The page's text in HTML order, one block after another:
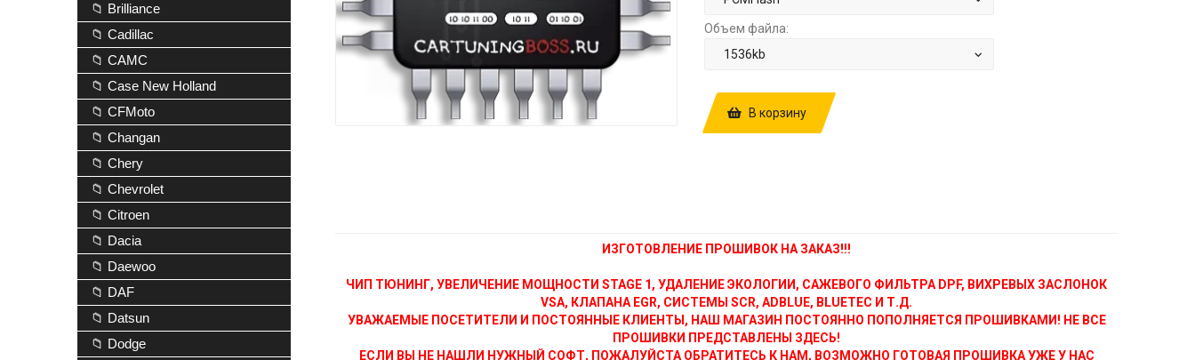
Объем файла:
В корзину
ИЗГОТОВЛЕНИЕ ПРОШИВОК НА ЗАКАЗ!!!
ЧИП ТЮНИНГ, УВЕЛИЧЕНИЕ МОЩНОСТИ STAGE 1, УДАЛЕНИЕ ЭКОЛОГИИ, САЖЕВОГО ФИЛЬТРА DPF, ВИХРЕВЫХ ЗАСЛОНОК
VSA, КЛАПАНА EGR, СИСТЕМЫ SCR, ADBLUE, BLUETEC И Т.Д.
УВАЖАЕМЫЕ ПОСЕТИТЕЛИ И ПОСТОЯННЫЕ КЛИЕНТЫ, НАШ МАГАЗИН ПОСТОЯННО ПОПОЛНЯЕТСЯ ПРОШИВКАМИ! НЕ ВСЕ
ПРОШИВКИ ПРЕДСТАВЛЕНЫ ЗДЕСЬ!
ЕСЛИ ВЫ НЕ НАШЛИ НУЖНЫЙ СОФТ, ПОЖАЛУЙСТА ОБРАТИТЕСЬ К НАМ, ВОЗМОЖНО ГОТОВАЯ ПРОШИВКА УЖЕ У НАС
📁 Brilliance
📁 Cadillac
📁 CAMC
📁 Case New Holland
📁 CFMoto
📁 Changan
📁 Chery
📁 Chevrolet
📁 Citroen
📁 Dacia
📁 Daewoo
📁 DAF
📁 Datsun
📁 Dodge